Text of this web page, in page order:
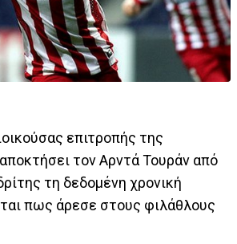
επιτροπής της
τον Αρντά Τουράν από
τη δεδομένη χρονική
πως άρεσε στους φιλάθλους